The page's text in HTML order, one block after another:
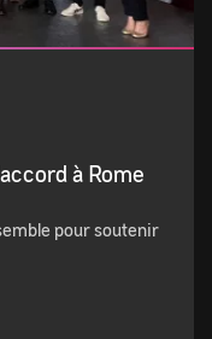
à Rome
pour soutenir